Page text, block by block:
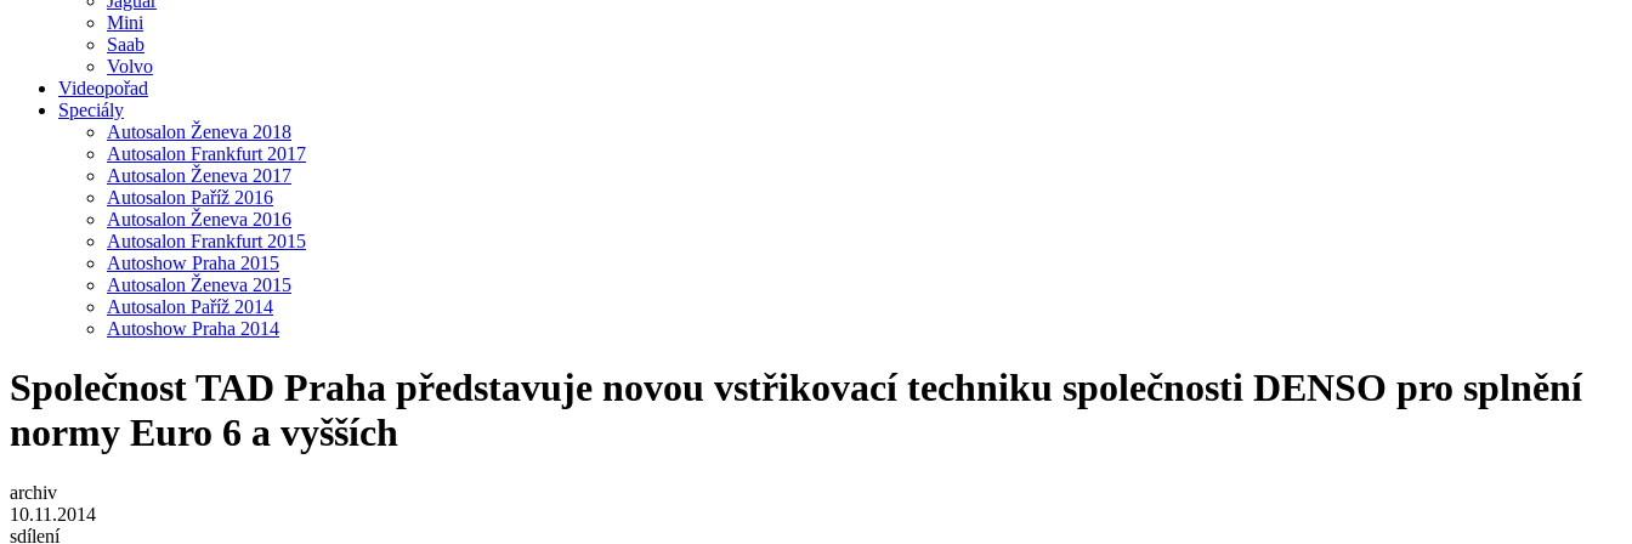
Mini
Saab
Volvo
Videopořad
Speciály
Autosalon Ženeva 2018
Autosalon Frankfurt 2017
Autosalon Ženeva 2017
Autosalon Paříž 2016
Autosalon Ženeva 2016
Autosalon Frankfurt 2015
Autoshow Praha 2015
Autosalon Ženeva 2015
Autosalon Paříž 2014
Autoshow Praha 2014
Společnost TAD Praha představuje novou vstřikovací techniku společnosti DENSO pro splnění
normy Euro 6 a vyšších
archiv
10.11.2014
sdílení